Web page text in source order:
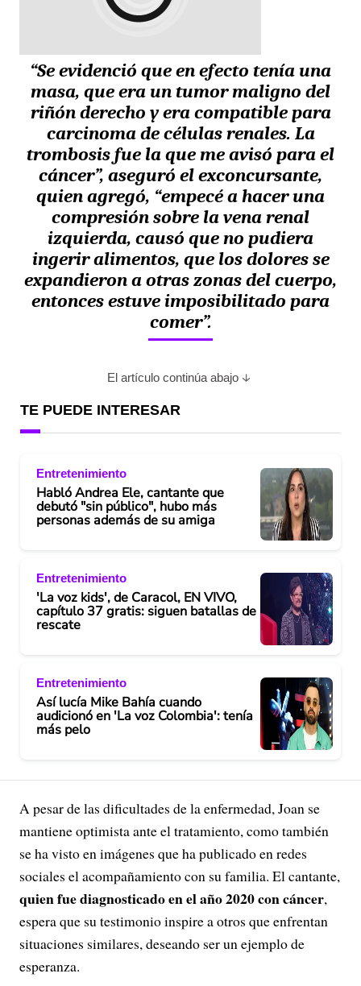
“Se evidenció que en efecto tenía una
masa, que era un tumor maligno del
riñón derecho y era compatible para
carcinoma de células renales. La
trombosis fue la que me avisó para el
cáncer”, aseguró el exconcursante,
quien agregó, “empecé a hacer una
compresión sobre la vena renal
izquierda, causó que no pudiera
ingerir alimentos, que los dolores se
expandieron a otras zonas del cuerpo,
entonces estuve imposibilitado para
comer”.
El artículo continúa abajo
TE PUEDE INTERESAR
Entretenimiento
Habló Andrea Ele, cantante que
debutó "sin público", hubo más
personas además de su amiga
Entretenimiento
'La voz kids', de Caracol, EN VIVO,
capítulo 37 gratis: siguen batallas de
rescate
Entretenimiento
Así lucía Mike Bahía cuando
audicionó en 'La voz Colombia': tenía
más pelo
A pesar de las dificultades de la enfermedad, Joan se
mantiene optimista ante el tratamiento, como también
se ha visto en imágenes que ha publicado en redes
sociales el acompañamiento con su familia. El cantante,
quien fue diagnosticado en el año 2020 con cáncer,
espera que su testimonio inspire a otros que enfrentan
situaciones similares, deseando ser un ejemplo de
esperanza.